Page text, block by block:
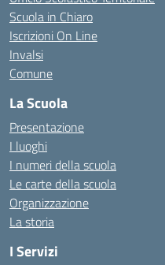
Scuola in Chiaro
Iscrizioni On Line
Invalsi
Comune
La Scuola
Presentazione
I luoghi
I numeri della scuola
Le carte della scuola
Organizzazione
La storia
I Servizi